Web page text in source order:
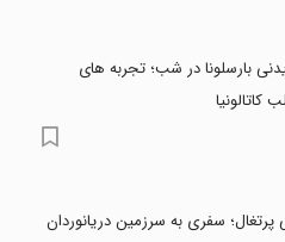
بارسلونا در شب؛ تجربه های
کاتالونیا
سفری به سرزمین دریانوردان